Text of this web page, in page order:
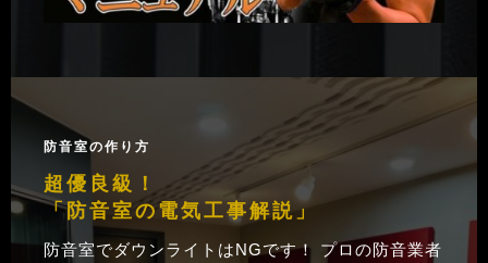
防音室の作り方
超優良級！
「防音室の電気工事解説」
防音室でダウンライトはNGです！ プロの防音業者